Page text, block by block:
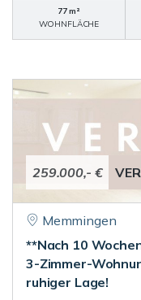
77 m²
WOHNFLÄCHE
259.000,- €
Memmingen
**Nach 10
3-Zimmer-
ruhiger Lage!